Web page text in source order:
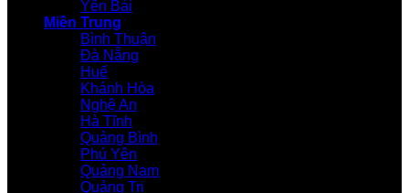
Yên Bái
Miền Trung
Bình Thuận
Đà Nẵng
Huế
Khánh Hòa
Nghệ An
Hà Tĩnh
Quảng Bình
Phú Yên
Quảng Nam
Quảng Trị